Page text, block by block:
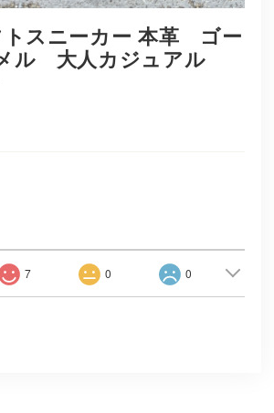
トスニーカー 本革 ゴー
ル 大人カジュアル
7 0 0